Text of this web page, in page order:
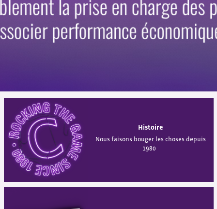
Histoire
Nous faisons bouger les choses depuis
1980